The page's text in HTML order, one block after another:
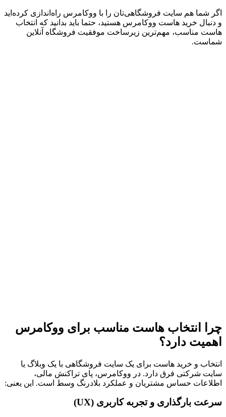
اگر شما هم سایت فروشگاهی‌تان را با ووکامرس راه‌اندازی کرده‌اید
و دنبال خرید هاست ووکامرس هستید، حتما باید بدانید که انتخاب
هاست مناسب، مهم‌ترین زیرساخت موفقیت فروشگاه آنلاین
شماست.
چرا انتخاب هاست مناسب برای ووکامرس
اهمیت دارد؟
انتخاب و خرید هاست برای یک سایت فروشگاهی با یک وبلاگ یا
سایت شرکتی فرق دارد. در ووکامرس، پای تراکنش مالی،
اطلاعات حساس مشتریان و عملکرد بلادرنگ وسط است. این یعنی:
سرعت بارگذاری و تجربه کاربری (UX)